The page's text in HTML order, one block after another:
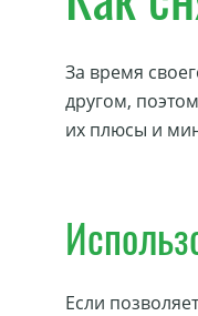
За время
другом,
их плюсы и
Если